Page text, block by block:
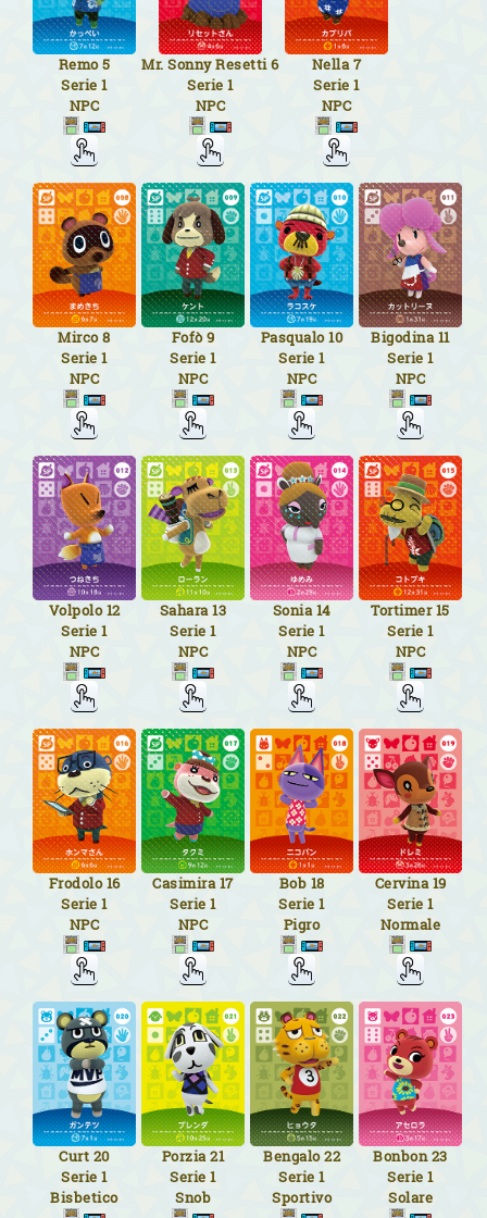
Remo5
Serie 1
NPC
Mr. Sonny Resetti6
Serie 1
NPC
Nella 7
Serie 1
NPC
Mirco8
Serie 1
NPC
Fofò9
Serie 1
NPC
Pasqualo10
Serie 1
NPC
Bigodina 11
Serie 1
NPC
Volpolo 12
Serie 1
NPC
Sahara13
Serie 1
NPC
Sonia 14
Serie 1
NPC
Tortimer 15
Serie 1
NPC
Frodolo 16
Serie 1
NPC
Casimira 17
Serie 1
NPC
Bob 18
Serie 1
Pigro
Cervina 19
Serie 1
Normale
Curt 20
Serie 1
Bisbetico
Porzia21
Serie 1
Snob
Bengalo22
Serie 1
Sportivo
Bonbon 23
Serie 1
Solare